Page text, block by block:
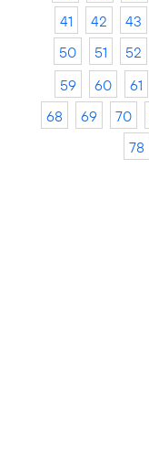
41
42 43
50
51 52
59
60 61
68
69 70
78